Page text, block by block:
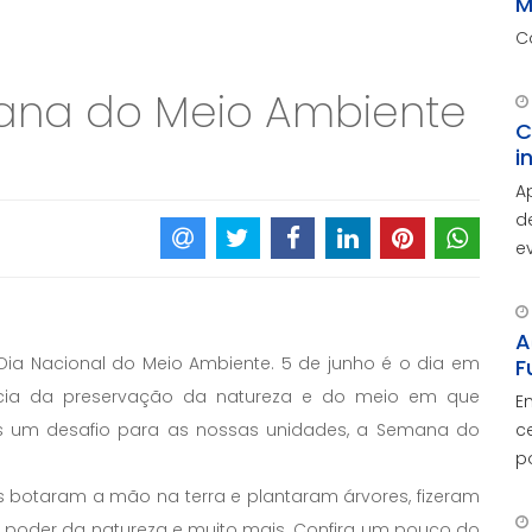
do Meio Ambiente
Nacional do Meio Ambiente. 5 de junho é o dia em
da preservação da natureza e do meio em que
um desafio para as nossas unidades, a Semana do
a mão na terra e plantaram árvores, fizeram